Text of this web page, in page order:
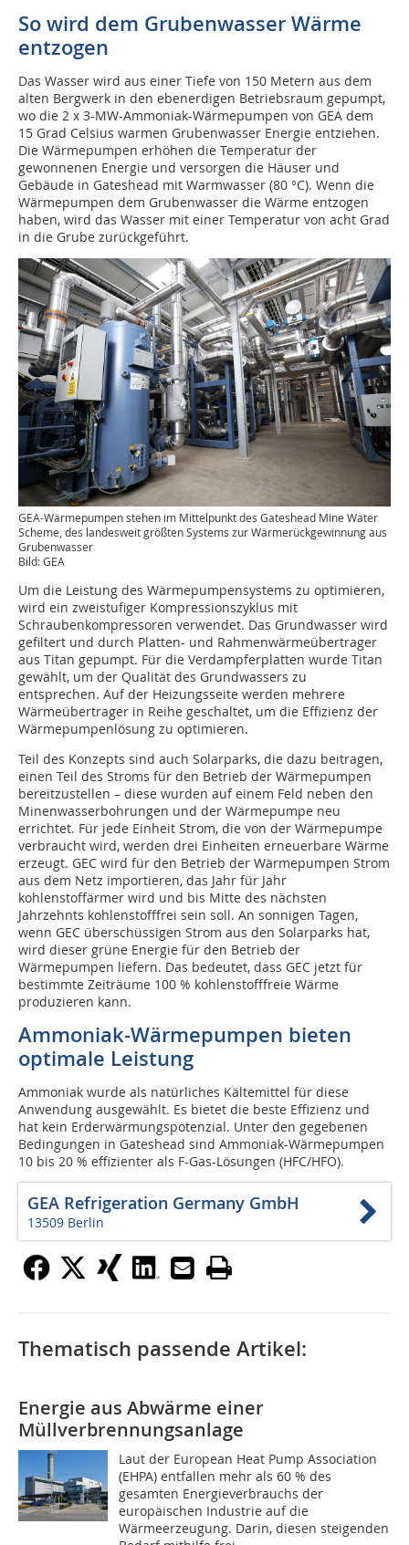
So wird dem Grubenwasser Wärme
entzogen
Das Wasser wird aus einer Tiefe von 150 Metern aus dem
alten Bergwerk in den ebenerdigen Betriebsraum gepumpt,
wo die 2 x 3-MW-Ammoniak-Wärmepumpen von GEA dem
15 Grad Celsius warmen Grubenwasser Energie entziehen.
Die Wärmepumpen erhöhen die Temperatur der
gewonnenen Energie und versorgen die Häuser und
Gebäude in Gateshead mit Warmwasser (80 °C). Wenn die
Wärmepumpen dem Grubenwasser die Wärme entzogen
haben, wird das Wasser mit einer Temperatur von acht Grad
in die Grube zurückgeführt.
GEA-Wärmepumpen stehen im Mittelpunkt des Gateshead Mine Water
Scheme, des landesweit größten Systems zur Wärmerückgewinnung aus
Grubenwasser
Bild: GEA
Um die Leistung des Wärmepumpensystems zu optimieren,
wird ein zweistufiger Kompressionszyklus mit
Schraubenkompressoren verwendet. Das Grundwasser wird
gefiltert und durch Platten- und Rahmenwärmeübertrager
aus Titan gepumpt. Für die Verdampferplatten wurde Titan
gewählt, um der Qualität des Grundwassers zu
entsprechen. Auf der Heizungsseite werden mehrere
Wärmeübertrager in Reihe geschaltet, um die Effizienz der
Wärmepumpenlösung zu optimieren.
Teil des Konzepts sind auch Solarparks, die dazu beitragen,
einen Teil des Stroms für den Betrieb der Wärmepumpen
bereitzustellen – diese wurden auf einem Feld neben den
Minenwasserbohrungen und der Wärmepumpe neu
errichtet. Für jede Einheit Strom, die von der Wärmepumpe
verbraucht wird, werden drei Einheiten erneuerbare Wärme
erzeugt. GEC wird für den Betrieb der Wärmepumpen Strom
aus dem Netz importieren, das Jahr für Jahr
kohlenstoffärmer wird und bis Mitte des nächsten
Jahrzehnts kohlenstofffrei sein soll. An sonnigen Tagen,
wenn GEC überschüssigen Strom aus den Solarparks hat,
wird dieser grüne Energie für den Betrieb der
Wärmepumpen liefern. Das bedeutet, dass GEC jetzt für
bestimmte Zeiträume 100 % kohlenstofffreie Wärme
produzieren kann.
Ammoniak-Wärmepumpen bieten
optimale Leistung
Ammoniak wurde als natürliches Kältemittel für diese
Anwendung ausgewählt. Es bietet die beste Effizienz und
hat kein Erderwärmungspotenzial. Unter den gegebenen
Bedingungen in Gateshead sind Ammoniak-Wärmepumpen
10 bis 20 % effizienter als F-Gas-Lösungen (HFC/HFO).
GEA Refrigeration Germany GmbH
13509 Berlin
Thematisch passende Artikel:
Energie aus Abwärme einer
Müllverbrennungsanlage
Laut der European Heat Pump Association
(EHPA) entfallen mehr als 60 % des
gesamten Energieverbrauchs der
europäischen Industrie auf die
Wärmeerzeugung. Darin, diesen steigenden